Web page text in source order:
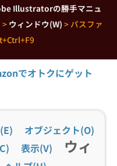
Illustratorの勝手マニュ
> ウィンドウ(W) > パスファ
でオトクにゲット
オブジェクト(O)
表示(V)
ウィ